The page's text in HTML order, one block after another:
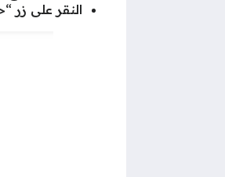
النقر على زر